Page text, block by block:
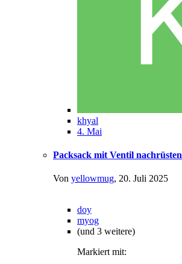
khyal
4. Mai
Packsack mit Ventil nachrüsten
Von yellowmug, 20. Juli 2025
doy
myog
(und 3 weitere)
Markiert mit: